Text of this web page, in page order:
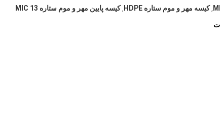
, کیسه مهر و موم ستاره HDPE , کیسه پایین مهر و موم ستاره MIC 13